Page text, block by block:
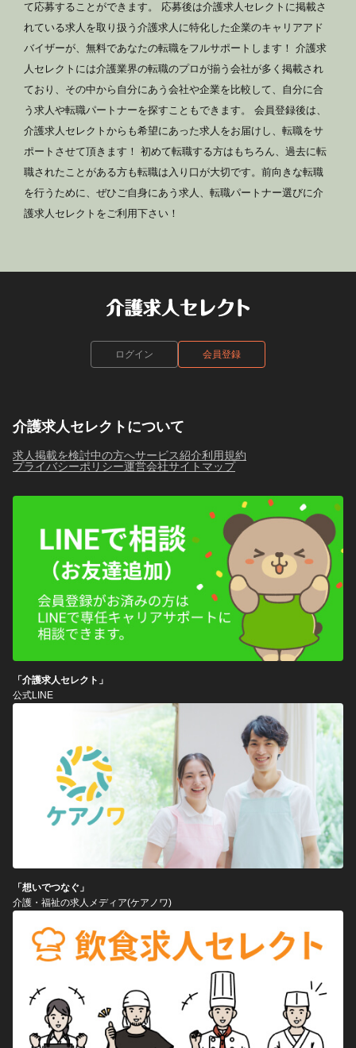
て応募することができます。 応募後は介護求人セレクトに掲載さ
れている求人を取り扱う介護求人に特化した企業のキャリアアド
バイザーが、無料であなたの転職をフルサポートします！ 介護求
人セレクトには介護業界の転職のプロが揃う会社が多く掲載され
ており、その中から自分にあう会社や企業を比較して、自分に合
う求人や転職パートナーを探すこともできます。 会員登録後は、
介護求人セレクトからも希望にあった求人をお届けし、転職をサ
ポートさせて頂きます！ 初めて転職する方はもちろん、過去に転
職されたことがある方も転職は入り口が大切です。前向きな転職
を行うために、ぜひご自身にあう求人、転職パートナー選びに介
護求人セレクトをご利用下さい！
ログイン 会員登録
介護求人セレクトについて
求人掲載を検討中の方へサービス紹介利用規約
プライバシーポリシー運営会社サイトマップ
「介護求人セレクト」
公式LINE
「想いでつなぐ」
介護・福祉の求人メディア(ケアノワ)